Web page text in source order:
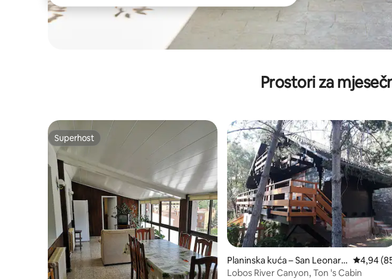
Prostori za
Superhost
Superhost
Planinska kuća – San Leonard
o de Yagüe
4,94
Lobos River Canyon, Ton 's Cabin